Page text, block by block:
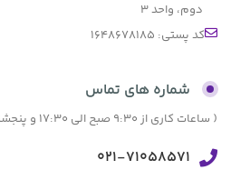
دوم، واحد ۳
کد پستی: 1648678185
شماره های تماس
( ساعات کاری از 9:30 صبح الی 17:30 و پنجشنبه از 10 الی 15)
021-71058571